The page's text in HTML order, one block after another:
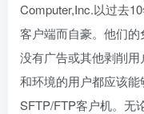
Computer,Inc.以过去
客户端而自豪。他们
没有广告或其他剥削
和环境的用户都应该
SFTP/FTP客户机。无